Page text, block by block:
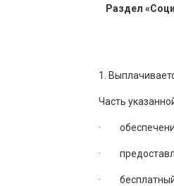
Раздел
1.
Часть
·
·
·